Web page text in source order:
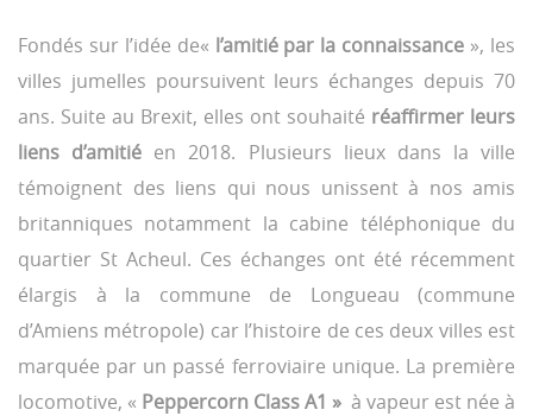
Fondés sur l’idée de« l’amitié par la connaissance », les
villes jumelles poursuivent leurs échanges depuis 70
ans. Suite au Brexit, elles ont souhaité réaffirmer leurs
liens d’amitié en 2018. Plusieurs lieux dans la ville
témoignent des liens qui nous unissent à nos amis
britanniques notamment la cabine téléphonique du
quartier St Acheul. Ces échanges ont été récemment
élargis à la commune de Longueau (commune
d’Amiens métropole) car l’histoire de ces deux villes est
marquée par un passé ferroviaire unique. La première
locomotive, « Peppercorn Class A1 » à vapeur est née à